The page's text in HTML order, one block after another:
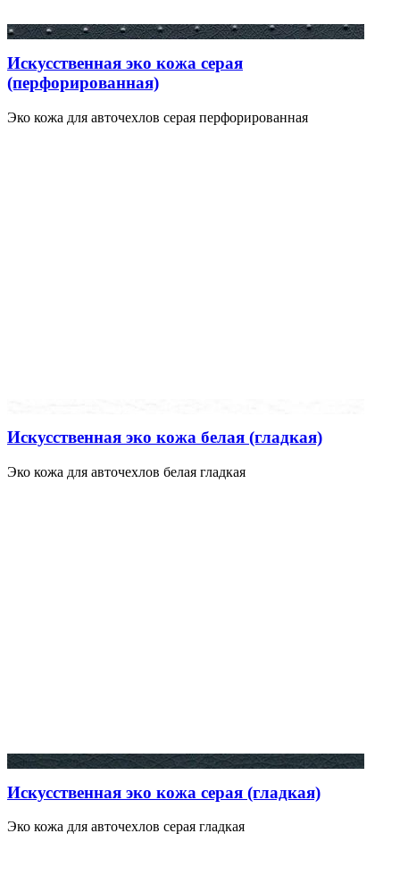
Искусственная эко кожа серая
(перфорированная)
Эко кожа для авточехлов серая перфорированная
Искусственная эко кожа белая (гладкая)
Эко кожа для авточехлов белая гладкая
Искусственная эко кожа серая (гладкая)
Эко кожа для авточехлов серая гладкая